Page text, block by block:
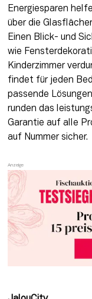
Energiesparen
über die
Einen Blick- und
wie
Kinderzimmer
findet für jeden
passende
runden das
Garantie auf alle
auf Nummer sicher.